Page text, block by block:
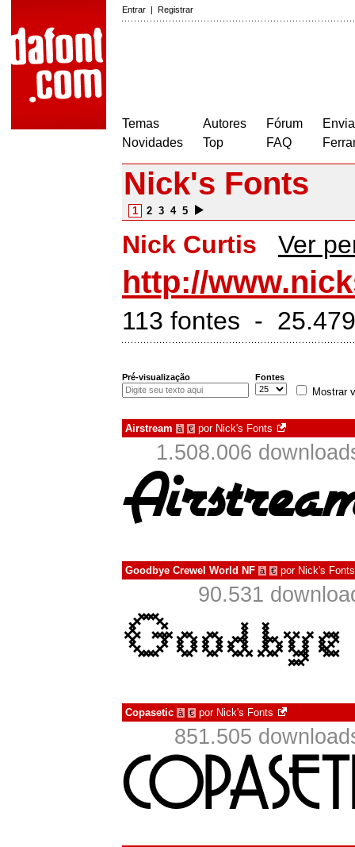
Entrar | Registrar
Temas
Novidades
Autores
Top
Fórum
FAQ
Nick's Fonts
1 2 3 4 5
Nick Curtis Ver
http://
113 fontes -
Pré-visualização Fontes
Mostrar
Airstream à € por Nick's Fonts
1.508.006
Goodbye Crewel World NF à € por Nick's Fonts
90.531
Copasetic à € por Nick's Fonts
851.505